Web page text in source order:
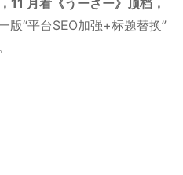
版“平台SEO加强+标题替换”